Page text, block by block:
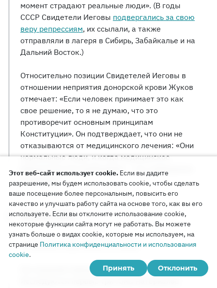
момент страдают реальные люди». (В годы
СССР Свидетели Иеговы подвергались за свою
веру репрессиям, их ссылали, а также
отправляли в лагеря в Сибирь, Забайкалье и на
Дальний Восток.)
Относительно позиции Свидетелей Иеговы в
отношении неприятия донорской крови Жуков
отмечает: «Если человек принимает это как
свое решение, то я не думаю, что это
противоречит основным принципам
Конституции». Он подтверждает, что они не
отказываются от медицинского лечения: «Они
нормальные люди, и когда медицинское
вмешательство необходимо — это совершенно
очевидно».
15 июня 2021 г.
Слушание в суде первой инстанции
На слушание приходят 16 человек.
Этот веб-сайт использует cookie. Если вы дадите
разрешение, мы будем использовать cookie, чтобы сделать
ваше посещение более персональным, повысить его
качество и улучшать работу сайта на основе того, как вы его
используете. Если вы отклоните использование cookie,
некоторые функции сайта могут не работать. Вы можете
узнать больше о видах cookie, которые мы используем, на
странице Политика конфиденциальности и использования
cookie.
Принять
Отклонить